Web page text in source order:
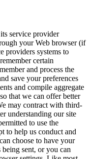
service provider
your Web browser (if
providers systems to
certain
and process the
save your preferences
and compile aggregate
that we can offer better
may contract with third-
understanding our site
to use the
to help us conduct and
choose to have your
sent, or you can